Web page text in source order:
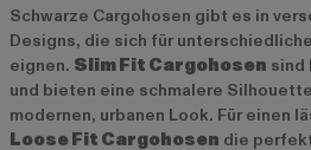
Schwarze Cargohosen gibt es in
Designs, die sich für
eignen. Slim Fit Cargohosen sind
und bieten eine schmalere
modernen, urbanen Look. Für einen
Loose Fit Cargohosen die